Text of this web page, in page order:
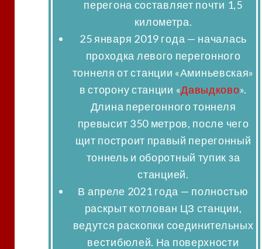
перегона составляет почти 1,5
километра.
25 января 2019 года — началась
проходка левого перегонного
тоннеля от станции «Аминьевская»
в сторону станции «Давыдково».
Длина перегонного тоннеля
превысит 350 метров, после чего
щит построит правый перегонный
тоннель и оборотный тупик за
станцией.
В апреле 2021 года — полностью
раскрыт котлован ЦЗ станции,
ведутся раскопки соединительных
вестибюлей. На поверхности